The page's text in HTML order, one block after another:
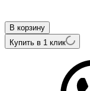
В корзину
Купить в 1 клик